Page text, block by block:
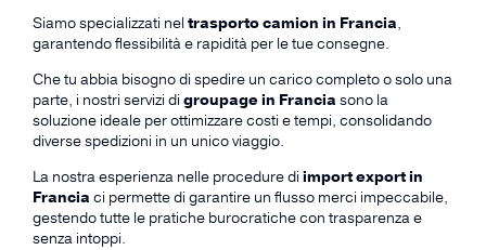
Siamo specializzati nel trasporto camion in Francia,
garantendo flessibilità e rapidità per le tue consegne.
Che tu abbia bisogno di spedire un carico completo o solo una
parte, i nostri servizi di groupage in Francia sono la
soluzione ideale per ottimizzare costi e tempi, consolidando
diverse spedizioni in un unico viaggio.
La nostra esperienza nelle procedure di import export in
Francia ci permette di garantire un flusso merci impeccabile,
gestendo tutte le pratiche burocratiche con trasparenza e
senza intoppi.